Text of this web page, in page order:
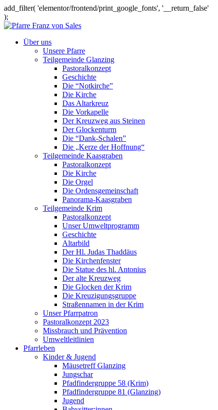
add_filter( 'elementor/frontend/print_google_fonts', '__return_false'
);
Über uns
Unsere Pfarre
Teilgemeinde Glanzing
Pastoralkonzept
Geschichte
Die “Notkirche”
Die Kirche
Das Altarkreuz
Die Vorkapelle
Der Kreuzweg aus Steinen
Der Glockenturm
Die “Dank-Schalen”
Die „Kerze der Hoffnung“
Teilgemeinde Kaasgraben
Pastoralkonzept
Die Kirche
Die Orgel
Die Ordensgemeinschaft
Panorama-Kaasgraben
Teilgemeinde Krim
Pastoralkonzept
Unser Umweltprogramm
Geschichte
Altarbild
Der Hl. Judas Thaddäus
Die Kirchenfenster
Die Statue des hl. Antonius
Der alte Kreuzweg
Die Glocken der Krim
Die Kreuzigungsgruppe
Straßennamen in der Krim
Unser Pfarrpatron
Pastoralkonzept 2023
Missbrauch und Prävention
Umweltleitlinien
Pfarrleben
Kinder & Jugend
Mäusetreff Glanzing
Jungschar
Pfadfindergruppe 58 (Krim)
Pfadfindergruppe 81 (Glanzing)
Jugend